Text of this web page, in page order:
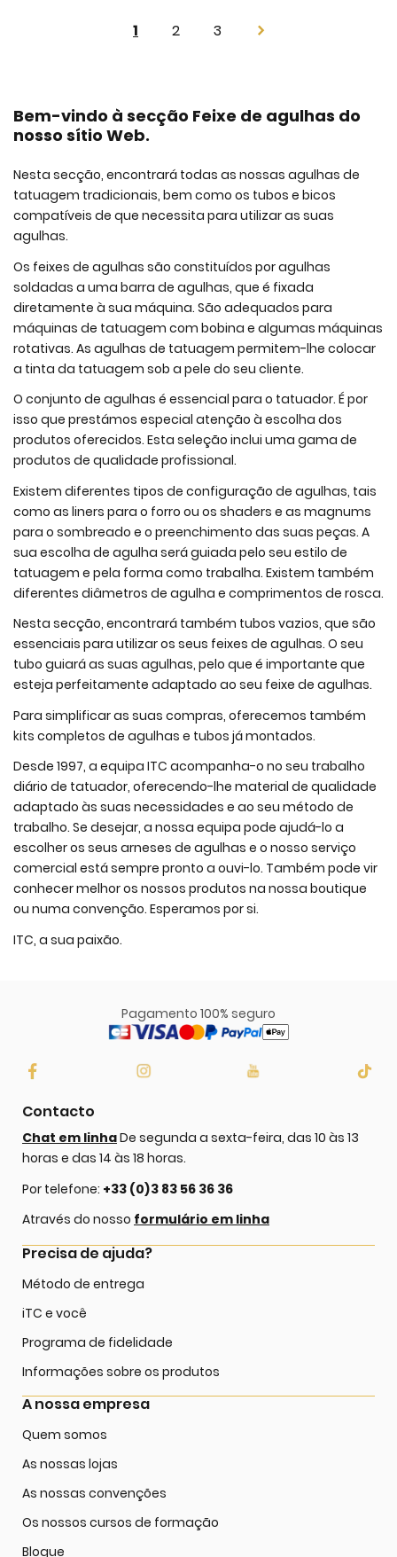
Page
You're
page
1 Page
2 Page
3
Bem-vindo à secção Feixe de agulhas do
nosso sítio Web.
Nesta secção, encontrará todas as nossas agulhas de
tatuagem tradicionais, bem como os tubos e bicos
compatíveis de que necessita para utilizar as suas
agulhas.
Os feixes de agulhas são constituídos por agulhas
soldadas a uma barra de agulhas, que é fixada
diretamente à sua máquina. São adequados para
máquinas de tatuagem com bobina e algumas máquinas
rotativas. As agulhas de tatuagem permitem-lhe colocar
a tinta da tatuagem sob a pele do seu cliente.
O conjunto de agulhas é essencial para o tatuador. É por
isso que prestámos especial atenção à escolha dos
produtos oferecidos. Esta seleção inclui uma gama de
produtos de qualidade profissional.
Existem diferentes tipos de configuração de agulhas, tais
como as liners para o forro ou os shaders e as magnums
para o sombreado e o preenchimento das suas peças. A
sua escolha de agulha será guiada pelo seu estilo de
tatuagem e pela forma como trabalha. Existem também
diferentes diâmetros de agulha e comprimentos de rosca.
Nesta secção, encontrará também tubos vazios, que são
essenciais para utilizar os seus feixes de agulhas. O seu
tubo guiará as suas agulhas, pelo que é importante que
esteja perfeitamente adaptado ao seu feixe de agulhas.
Para simplificar as suas compras, oferecemos também
kits completos de agulhas e tubos já montados.
Desde 1997, a equipa ITC acompanha-o no seu trabalho
diário de tatuador, oferecendo-lhe material de qualidade
adaptado às suas necessidades e ao seu método de
trabalho. Se desejar, a nossa equipa pode ajudá-lo a
escolher os seus arneses de agulhas e o nosso serviço
comercial está sempre pronto a ouvi-lo. Também pode vir
conhecer melhor os nossos produtos na nossa boutique
ou numa convenção. Esperamos por si.
ITC, a sua paixão.
Pagamento 100% seguro
Contacto
Chat em linhaDe segunda a sexta-feira, das 10 às 13
horas e das 14 às 18 horas.
Por telefone: +33 (0)3 83 56 36 36
Através do nosso formulário em linha
A nossa empresa
Quem somos
As nossas lojas
As nossas convenções
Os nossos cursos de formação
Blogue
Precisa de ajuda?
Método de entrega
iTC e você
Programa de fidelidade
Informações sobre os produtos